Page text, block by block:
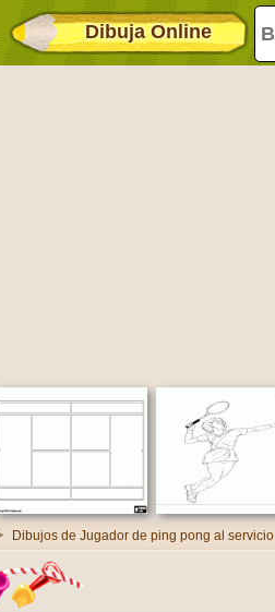
Dibuja Online
Dibujos de Jugador de ping pong al servicio